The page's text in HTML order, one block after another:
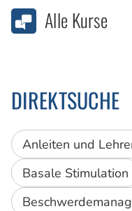
Alle Kurse
DIREKTSUCHE
Anleiten und
Basale Stimulation